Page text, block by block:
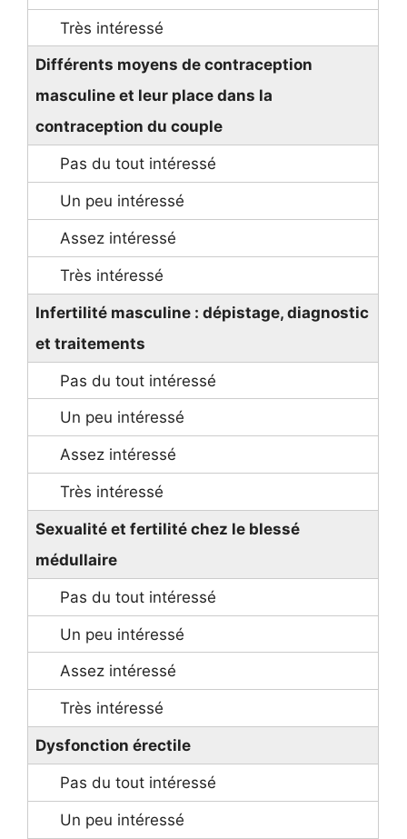
Différents moyens de contraception
masculine et leur place dans la
contraception du couple
Infertilité masculine : dépistage, diagnostic
et traitements
Sexualité et fertilité chez le blessé
médullaire
Dysfonction érectile